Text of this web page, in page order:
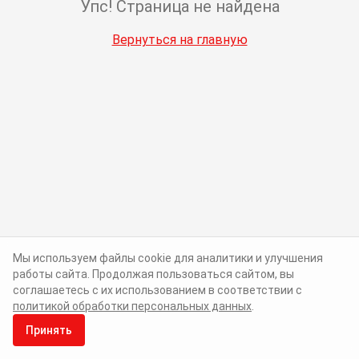
Упс! Страница не найдена
Вернуться на главную
Мы используем файлы cookie для аналитики и улучшения
работы сайта. Продолжая пользоваться сайтом, вы
соглашаетесь с их использованием в соответствии с
политикой обработки персональных данных
Принять